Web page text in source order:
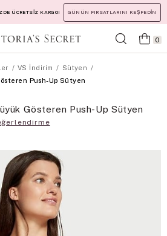
ÜCRETSİZ KARGO! GÜNÜN FIRSATLARINI KEŞFEDİN
0
VS İndirim
Sütyen
Push-Up Sütyen
Gösteren Push-Up Sütyen